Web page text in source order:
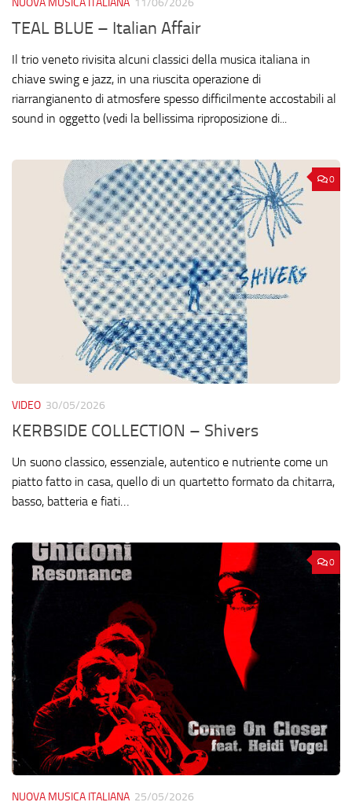
NUOVA MUSICA ITALIANA 11/06/2026
TEAL BLUE – Italian Affair
Il trio veneto rivisita alcuni classici della musica italiana in
chiave swing e jazz, in una riuscita operazione di
riarrangianento di atmosfere spesso difficilmente accostabili al
sound in oggetto (vedi la bellissima riproposizione di...
0
VIDEO 30/05/2026
KERBSIDE COLLECTION – Shivers
Un suono classico, essenziale, autentico e nutriente come un
piatto fatto in casa, quello di un quartetto formato da chitarra,
basso, batteria e fiati…
0
NUOVA MUSICA ITALIANA 25/05/2026